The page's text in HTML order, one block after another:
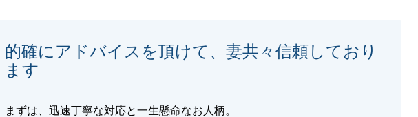
的確にアドバイスを頂けて、妻共々信頼しており
ます
まずは、迅速丁寧な対応と一生懸命なお人柄。